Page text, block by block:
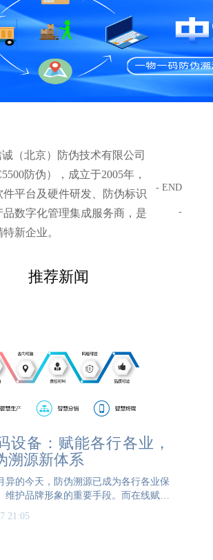
（北京）防伪技术有限公司
防伪），成立于2005年，
平台及硬件研发、防伪标识
数字化管理集成服务商，是
新企业。
- END
-
推荐新闻
设备：赋能各行各业，
溯源新体系
异的今天，防伪溯源已成为各行各业保
维护品牌形象的重要手段。而在线赋码
为各行各业打造全新的防伪溯源体系。
21:05